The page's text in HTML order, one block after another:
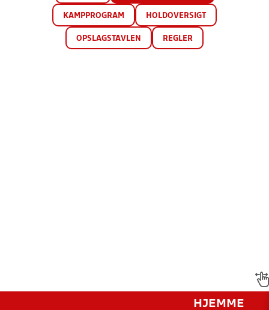
KAMPPROGRAM HOLDOVERSIGT
OPSLAGSTAVLEN REGLER
HJEMME